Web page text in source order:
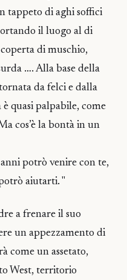
tappeto di aghi soffici
il luogo al di
di muschio,
…. Alla base della
da felci e dalla
quasi palpabile, come
cos’è la bontà in un
potrò venire con te,
aiutarti. "
a frenare il suo
un appezzamento di
come un assetato,
West, territorio